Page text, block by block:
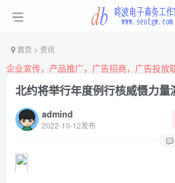
首页 > 资讯
企业宣传，产品推广，广告招商，广告投放
北约将举行年度例行核威慑力量
admind
2022-10-12发布